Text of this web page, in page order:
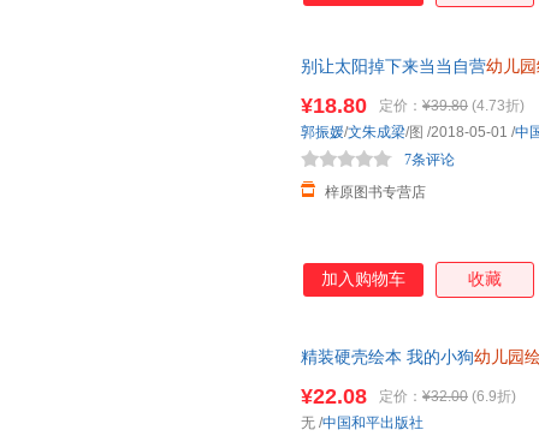
别让太阳掉下来当当自营幼儿
¥18.80 定价： ¥39.80 (4.73折)
梓原图书专营店
7条评论
郭振媛/文朱成梁/图 /2018-05-01 /中
加入购物车 收藏
精装硬壳绘本 我的小狗幼儿园
¥22.08 定价： ¥32.00 (6.9折)
无 /中国和平出版社